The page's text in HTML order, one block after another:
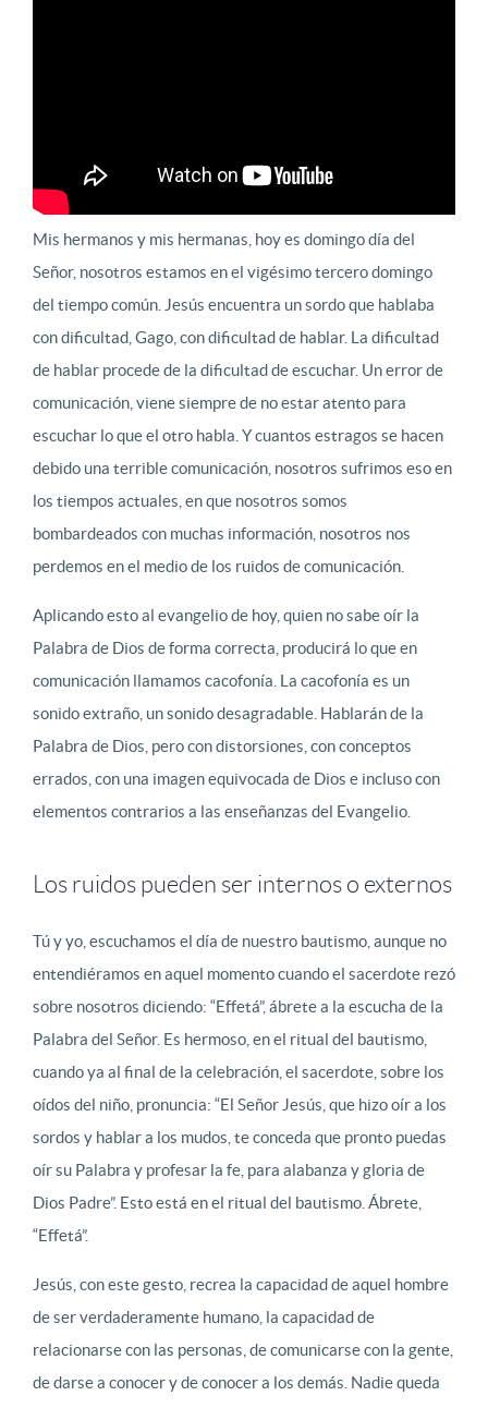
Mis hermanos y mis hermanas, hoy es domingo día del
Señor, nosotros estamos en el vigésimo tercero domingo
del tiempo común. Jesús encuentra un sordo que hablaba
con dificultad, Gago, con dificultad de hablar. La dificultad
de hablar procede de la dificultad de escuchar. Un error de
comunicación, viene siempre de no estar atento para
escuchar lo que el otro habla. Y cuantos estragos se hacen
debido una terrible comunicación, nosotros sufrimos eso en
los tiempos actuales, en que nosotros somos
bombardeados con muchas información, nosotros nos
perdemos en el medio de los ruidos de comunicación.
Aplicando esto al evangelio de hoy, quien no sabe oír la
Palabra de Dios de forma correcta, producirá lo que en
comunicación llamamos cacofonía. La cacofonía es un
sonido extraño, un sonido desagradable. Hablarán de la
Palabra de Dios, pero con distorsiones, con conceptos
errados, con una imagen equivocada de Dios e incluso con
elementos contrarios a las enseñanzas del Evangelio.
Los ruidos pueden ser internos o externos
Tú y yo, escuchamos el día de nuestro bautismo, aunque no
entendiéramos en aquel momento cuando el sacerdote rezó
sobre nosotros diciendo: “Effetá”, ábrete a la escucha de la
Palabra del Señor. Es hermoso, en el ritual del bautismo,
cuando ya al final de la celebración, el sacerdote, sobre los
oídos del niño, pronuncia: “El Señor Jesús, que hizo oír a los
sordos y hablar a los mudos, te conceda que pronto puedas
oír su Palabra y profesar la fe, para alabanza y gloria de
Dios Padre”. Esto está en el ritual del bautismo. Ábrete,
“Effetá”.
Jesús, con este gesto, recrea la capacidad de aquel hombre
de ser verdaderamente humano, la capacidad de
relacionarse con las personas, de comunicarse con la gente,
de darse a conocer y de conocer a los demás. Nadie queda